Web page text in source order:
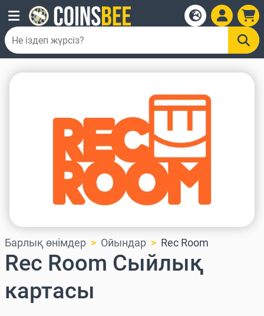
Барлық өнімдер Ойындар Rec Room
Rec Room Сыйлық
картасы